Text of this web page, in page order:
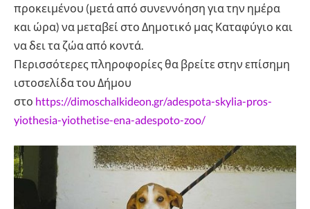
προκειμένου (μετά από συνεννόηση για την ημέρα
και ώρα) να μεταβεί στο Δημοτικό μας Καταφύγιο και
να δει τα ζώα από κοντά.
Περισσότερες πληροφορίες θα βρείτε στην επίσημη
ιστοσελίδα του Δήμου
στο https://dimoschalkideon.gr/adespota-skylia-pros-
yiothesia-yiothetise-ena-adespoto-zoo/